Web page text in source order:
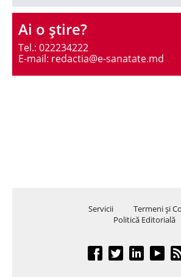
Ai o ştire?
Tel.: 022234222
E-mail: redactia@e-sanatate.md
Servicii
Termeni şi
Politică Editorială